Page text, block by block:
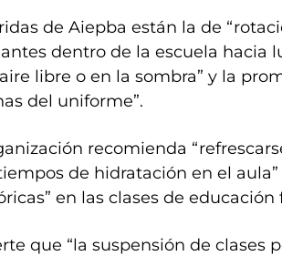
de Aiepba están la de
dentro de la escuela hacia
libre o en la sombra” y la
del uniforme”.
recomienda
de hidratación en el aula”
en las clases de educación
que “la suspensión de clases